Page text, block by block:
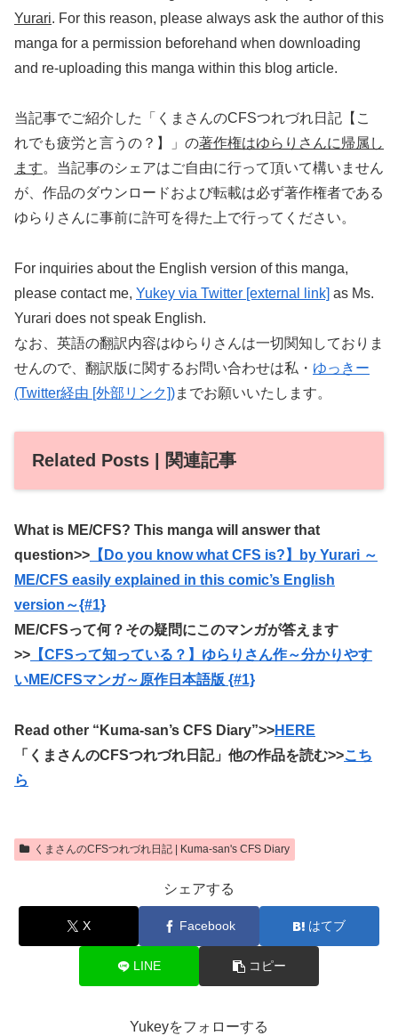
Yurari. For this reason, please always ask the author of this
manga for a permission beforehand when downloading
and re-uploading this manga within this blog article.
当記事でご紹介した「くまさんのCFSつれづれ日記【こ
れでも疲労と言うの？】」の著作権はゆらりさんに帰属し
ます。当記事のシェアはご自由に行って頂いて構いません
が、作品のダウンロードおよび転載は必ず著作権者である
ゆらりさんに事前に許可を得た上で行ってください。
For inquiries about the English version of this manga,
please contact me, Yukey via Twitter [external link] as Ms.
Yurari does not speak English.
なお、英語の翻訳内容はゆらりさんは一切関知しておりま
せんので、翻訳版に関するお問い合わせは私・ ゆっきー
(Twitter経由 [外部リンク])までお願いいたします。
Related Posts | 関連記事
What is ME/CFS? This manga will answer that
question>> 【Do you know what CFS is?】by Yurari ～
ME/CFS easily explained in this comic’s English
version～{#1}
ME/CFSって何？その疑問にこのマンガが答えます
>> 【CFSって知っている？】ゆらりさん作～分かりやす
いME/CFSマンガ～原作日本語版 {#1}
Read other “Kuma-san’s CFS Diary”>>HERE
「くまさんのCFSつれづれ日記」他の作品を読む>>こち
ら
くまさんのCFSつれづれ日記 | Kuma-san's CFS Diary
シェアする
X Facebook はてブ
LINE コピー
Yukeyをフォローする